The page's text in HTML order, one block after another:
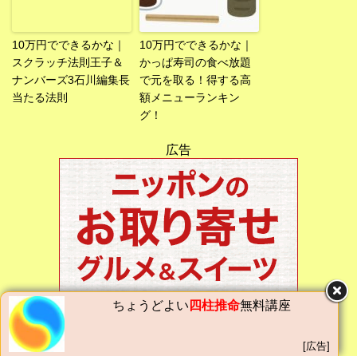
10万円でできるかな｜
スクラッチ法則王子＆
ナンバーズ3石川編集長
当たる法則
10万円でできるかな｜
かっぱ寿司の食べ放題
で元を取る！得する高
額メニューランキン
グ！
広告
ちょうどよい 四柱推命無料講座
[広告]